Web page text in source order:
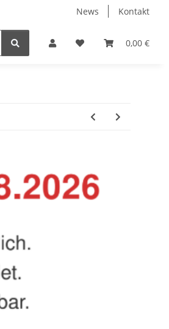
News Kontakt
0,00 €
Belüftung & Entlüftung